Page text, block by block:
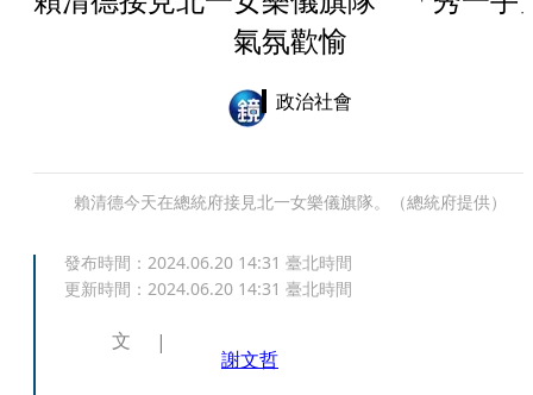
氣氛歡愉
政治社會
賴清德今天在總統府接見北一女樂儀旗隊。（總統府提供）
發布時間： 2024.06.20 14:31 臺北時間
更新時間： 2024.06.20 14:31 臺北時間
文
謝文哲